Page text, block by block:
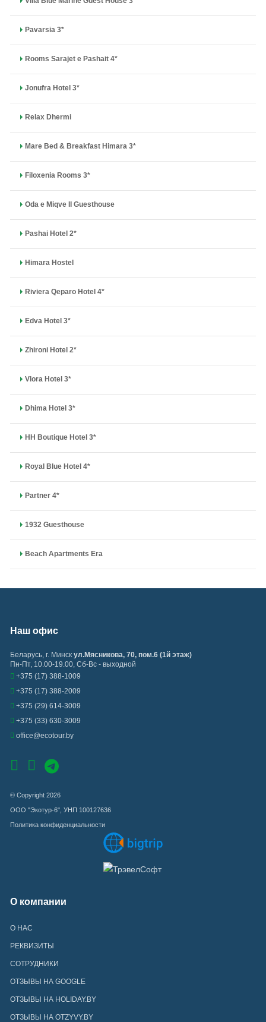
Pavarsia 3*
Rooms Sarajet e Pashait 4*
Jonufra Hotel 3*
Relax Dhermi
Mare Bed & Breakfast Himara 3*
Filoxenia Rooms 3*
Oda e Miqve II Guesthouse
Pashai Hotel 2*
Himara Hostel
Riviera Qeparo Hotel 4*
Edva Hotel 3*
Zhironi Hotel 2*
Vlora Hotel 3*
Dhima Hotel 3*
HH Boutique Hotel 3*
Royal Blue Hotel 4*
Partner 4*
1932 Guesthouse
Beach Apartments Era
Наш офис
Беларусь, г. Минск ул.Мясникова, 70, пом.6 (1й этаж)
Пн-Пт, 10.00-19.00, Сб-Вс - выходной
+375 (17) 388-1009
+375 (17) 388-2009
+375 (29) 614-3009
+375 (33) 630-3009
office@ecotour.by
© Copyright 2026
ООО "Экотур-6", УНП 100127636
Политика конфиденциальности
О компании
О НАС
РЕКВИЗИТЫ
СОТРУДНИКИ
ОТЗЫВЫ НА GOOGLE
ОТЗЫВЫ НА HOLIDAY.BY
ОТЗЫВЫ НА OTZYVY.BY